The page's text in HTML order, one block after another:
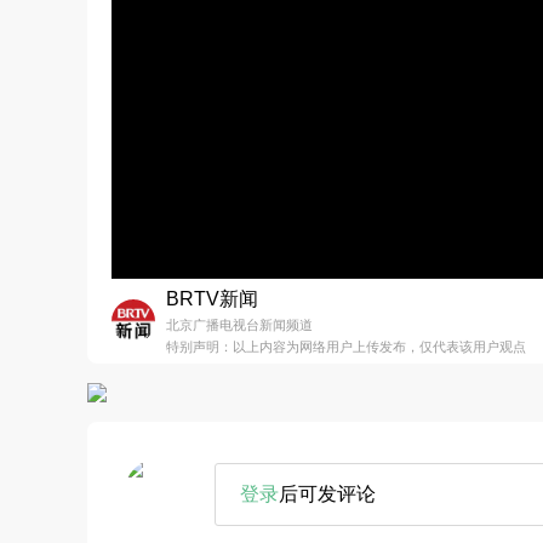
BRTV新闻
北京广播电视台新闻频道
特别声明：以上内容为网络用户上传发布，仅代表该用户观点
登录后可发评论